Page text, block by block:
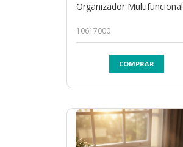
Organizador Multifuncional
10617000
COMPRAR